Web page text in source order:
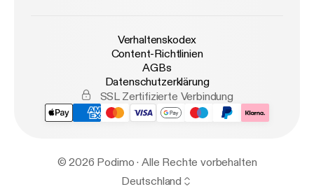
Verhaltenskodex
Content-Richtlinien
AGBs
Datenschutzerklärung
SSL Zertifizierte Verbindung
© 2026 Podimo · Alle Rechte vorbehalten
Deutschland